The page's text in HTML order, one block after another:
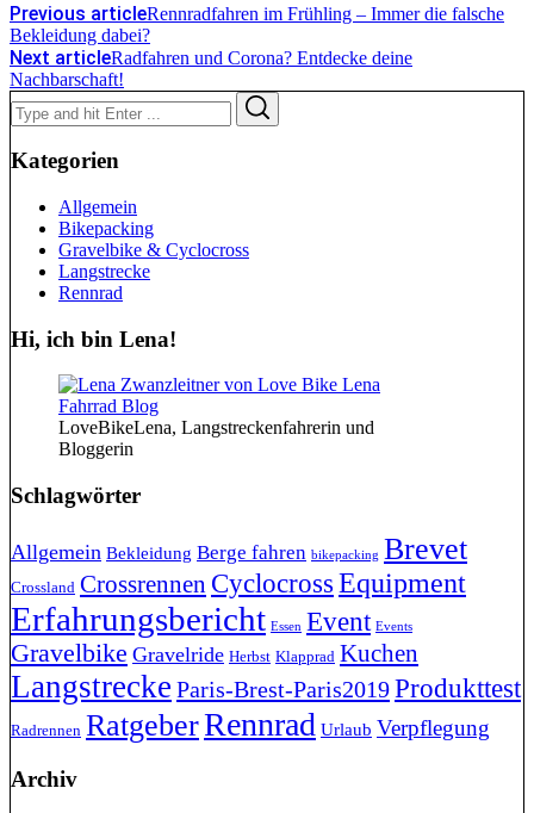
Previous articleRennradfahren im Frühling – Immer die falsche
Bekleidung dabei?
Next articleRadfahren und Corona? Entdecke deine
Nachbarschaft!
Search
for:
Kategorien
Allgemein
Bikepacking
Gravelbike & Cyclocross
Langstrecke
Rennrad
Hi, ich bin Lena!
LoveBikeLena, Langstreckenfahrerin und
Bloggerin
Schlagwörter
Allgemein Bekleidung Berge fahren bikepacking Brevet
Crossland Crossrennen CyclocrossEquipment
Erfahrungsbericht Essen Event Events
Gravelbike Gravelride Herbst Klapprad Kuchen
Langstrecke Paris-Brest-Paris2019Produkttest
Radrennen RatgeberRennrad Urlaub Verpflegung
Archiv